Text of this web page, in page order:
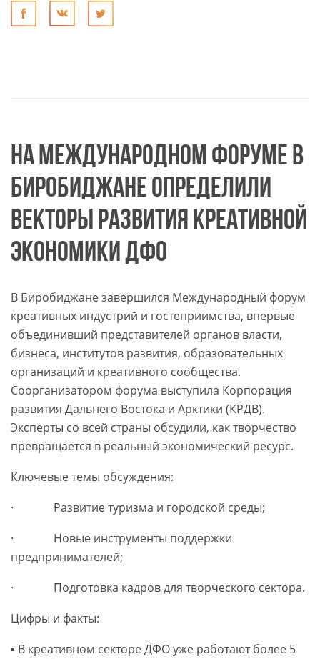
НА МЕЖДУНАРОДНОМ ФОРУМЕ В
БИРОБИДЖАНЕ ОПРЕДЕЛИЛИ
ВЕКТОРЫ РАЗВИТИЯ КРЕАТИВНОЙ
ЭКОНОМИКИ ДФО
В Биробиджане завершился Международный форум
креативных индустрий и гостеприимства, впервые
объединивший представителей органов власти,
бизнеса, институтов развития, образовательных
организаций и креативного сообщества.
Соорганизатором форума выступила Корпорация
развития Дальнего Востока и Арктики (КРДВ).
Эксперты со всей страны обсудили, как творчество
превращается в реальный экономический ресурс.
Ключевые темы обсуждения:
· Развитие туризма и городской среды;
· Новые инструменты поддержки
предпринимателей;
· Подготовка кадров для творческого сектора.
Цифры и факты:
▪️ В креативном секторе ДФО уже работают более 5